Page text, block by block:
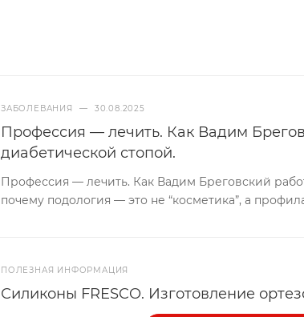
ЗАБОЛЕВАНИЯ — 30.08.2025
Профессия — лечить. Как Вадим
диабетической стопой.
Профессия — лечить. Как Вадим Бреговский
почему подология — это не “косметика”, а
ПОЛЕЗНАЯ ИНФОРМАЦИЯ
Силиконы FRESCO. Изготовление